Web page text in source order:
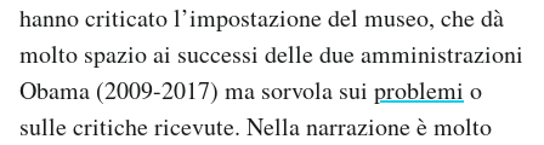
hanno criticato l’impostazione del museo, che dà
molto spazio ai successi delle due amministrazioni
Obama (2009-2017) ma sorvola sui problemi o
sulle critiche ricevute. Nella narrazione è molto